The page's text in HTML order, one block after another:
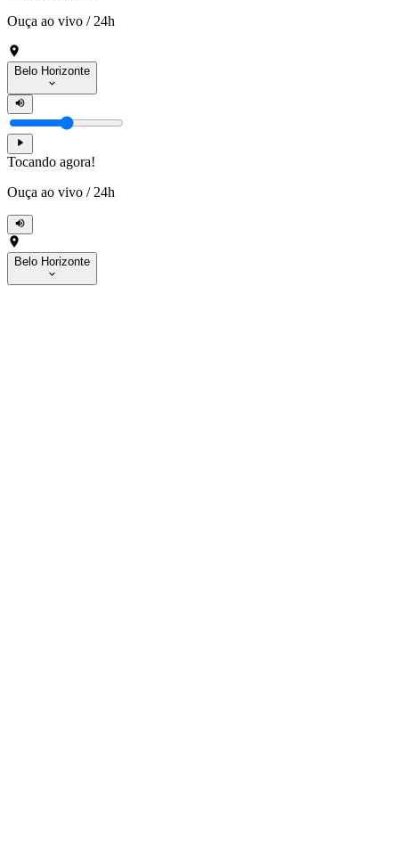
Ouça ao vivo / 24h
Belo Horizonte
Tocando agora!
Ouça ao vivo / 24h
Belo Horizonte